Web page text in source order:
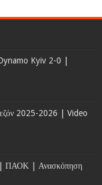
Kyiv 2-0 |
2025-2026 | Video
ΠΑΟΚ | Ανασκόπηση